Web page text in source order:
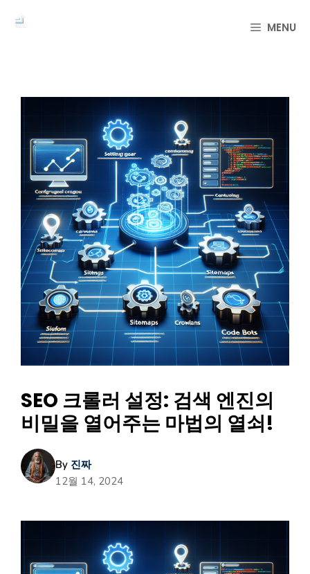
MENU
SEO 크롤러 설정: 검색 엔진의
비밀을 열어주는 마법의 열쇠!
By 진짜
12월 14, 2024